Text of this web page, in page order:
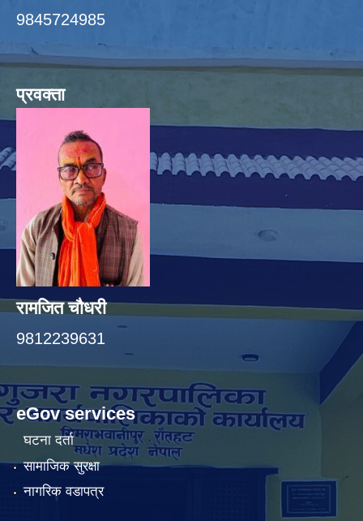
9845724985
प्रवक्ता
रामजित चौधरी
9812239631
eGov services
घटना दर्ता
सामाजिक सुरक्षा
नागरिक वडापत्र